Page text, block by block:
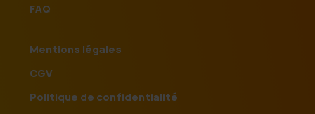
FAQ
Mentions légales
CGV
Politique de confidentialité